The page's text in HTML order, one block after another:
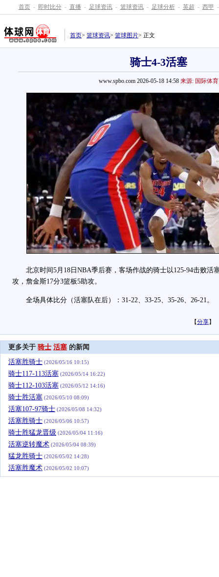
首页 - 即时比分 - 直播 - 足球资讯 - 篮球资讯 - 足球分析 - 英超 - 西甲 -
首页> 篮球资讯> 篮球图片> 正文
骑士4-3活塞
www.spbo.com 2026-05-18 14:58 来源: 国际体育
北京时间5月18日NBA季后赛，客场作战的骑士以125-94击败活
攻，詹金斯17分3篮板5助攻。
全场具体比分（活塞队在后）：31-22、33-25、35-26、26-21。
【分享】
更多关于 骑士 活塞 的新闻
活塞胜骑士 (2026/05/16 10:15)
骑士117-113活塞 (2026/05/14 16:22)
骑士112-103活塞 (2026/05/12 14:16)
骑士胜活塞 (2026/05/10 08:09)
活塞107-97骑士 (2026/05/08 14:32)
活塞胜骑士 (2026/05/06 10:57)
骑士胜猛龙晋级 (2026/05/04 11:16)
活塞逆转魔术 (2026/05/04 08:39)
猛龙胜骑士 (2026/05/02 14:28)
活塞胜魔术 (2026/05/02 10:07)